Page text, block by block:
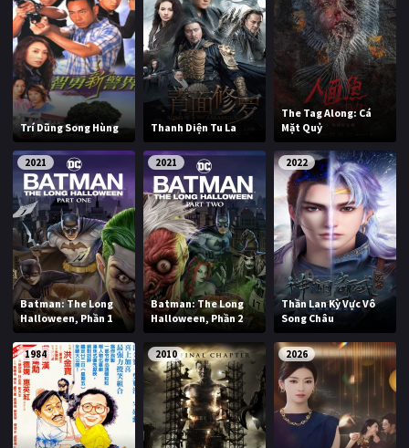
Trí Dũng Song Hùng Thanh Diện Tu La
The Tag Along: Cá
Mặt Quỷ
2021
Batman: The Long
Halloween, Phần 1
2021
Batman: The Long
Halloween, Phần 2
2022
Thần Lan Kỳ Vực Vô
Song Châu
1984 2010 2026